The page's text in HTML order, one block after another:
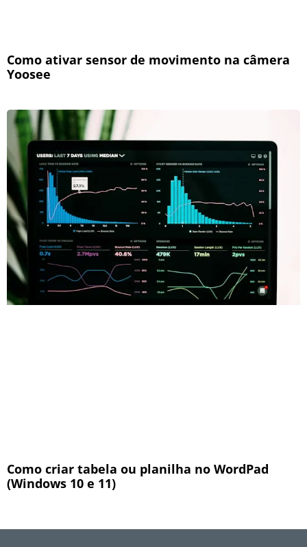
Como ativar sensor de movimento na câmera
Yoosee
Como criar tabela ou planilha no WordPad
(Windows 10 e 11)